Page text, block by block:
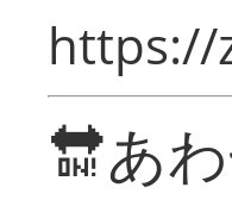
https://
🔛あ